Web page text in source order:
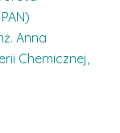
Anna
Chemicznej,